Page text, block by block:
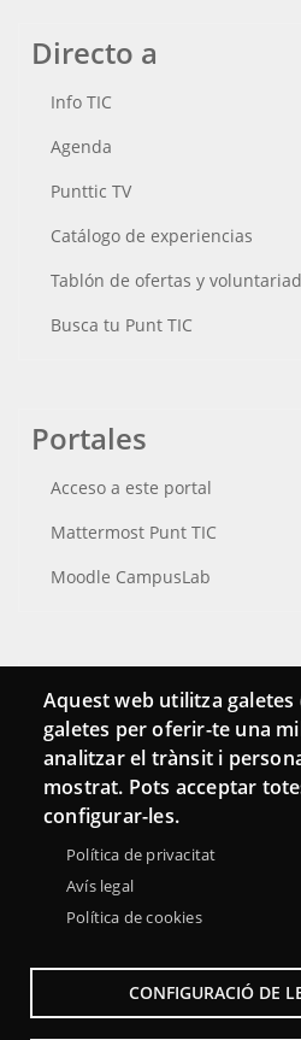
Directo a
Info TIC
Agenda
Punttic TV
Catálogo de experiencias
Tablón de ofertas y
Busca tu Punt TIC
Portales
Acceso a este portal
Mattermost Punt TIC
Moodle CampusLab
Conecta
Contacto
Hemeroteca
Aquest web utilitza
galetes per oferir-te una
analitzar el trànsit i
mostrat. Pots acceptar
configurar-les.
Política de privacitat
Avís legal
Política de cookies
CONFIGURACIÓ DE